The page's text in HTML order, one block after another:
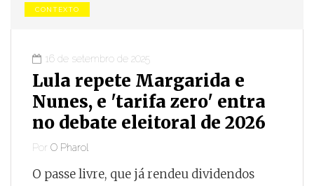
CONTEXTO
16 de setembro de 2025
Lula repete Margarida e
Nunes, e 'tarifa zero' entra
no debate eleitoral de 2026
Por O Pharol
O passe livre, que já rendeu dividendos